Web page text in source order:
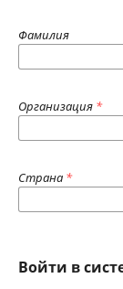
Фамилия
Организация *
Страна *
Войти в